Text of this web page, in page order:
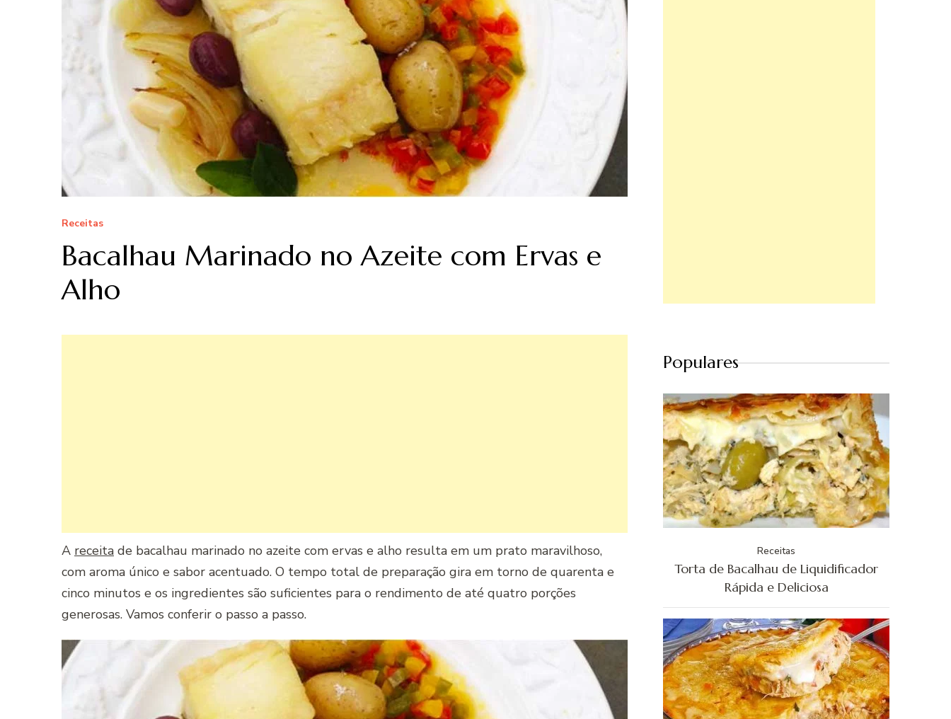
Receitas
Bacalhau Marinado no Azeite com Ervas e
Alho
A receita de bacalhau marinado no azeite com ervas e alho resulta em um prato maravilhoso,
com aroma único e sabor acentuado. O tempo total de preparação gira em torno de quarenta e
cinco minutos e os ingredientes são suficientes para o rendimento de até quatro porções
generosas. Vamos conferir o passo a passo.
Populares
Receitas
Torta de Bacalhau de Liquidificador
Rápida e Deliciosa